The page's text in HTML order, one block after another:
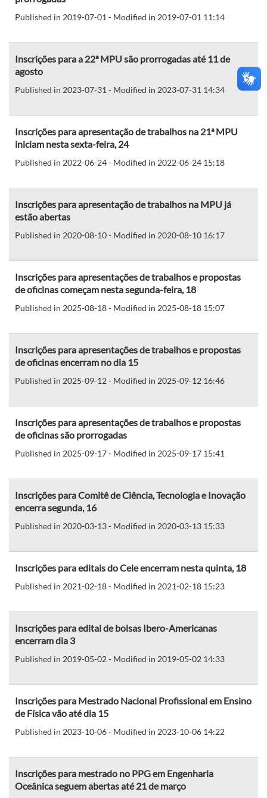
Published in 2019-07-01 - Modified in 2019-07-01 11:14
Inscrições para a 22ª MPU são prorrogadas até 11 de
agosto
Published in 2023-07-31 - Modified in 2023-07-31 14:34
Inscrições para apresentação de trabalhos na 21ª MPU
iniciam nesta sexta-feira, 24
Published in 2022-06-24 - Modified in 2022-06-24 15:18
Inscrições para apresentação de trabalhos na MPU já
estão abertas
Published in 2020-08-10 - Modified in 2020-08-10 16:17
Inscrições para apresentações de trabalhos e propostas
de oficinas começam nesta segunda-feira, 18
Published in 2025-08-18 - Modified in 2025-08-18 15:07
Inscrições para apresentações de trabalhos e propostas
de oficinas encerram no dia 15
Published in 2025-09-12 - Modified in 2025-09-12 16:46
Inscrições para apresentações de trabalhos e propostas
de oficinas são prorrogadas
Published in 2025-09-17 - Modified in 2025-09-17 15:41
Inscrições para Comitê de Ciência, Tecnologia e Inovação
encerra segunda, 16
Published in 2020-03-13 - Modified in 2020-03-13 15:33
Inscrições para editais do Cele encerram nesta quinta, 18
Published in 2021-02-18 - Modified in 2021-02-18 15:23
Inscrições para edital de bolsas Ibero-Americanas
encerram dia 3
Published in 2019-05-02 - Modified in 2019-05-02 14:33
Inscrições para Mestrado Nacional Profissional em Ensino
de Física vão até dia 15
Published in 2023-10-06 - Modified in 2023-10-06 14:22
Inscrições para mestrado no PPG em Engenharia
Oceânica seguem abertas até 21 de março